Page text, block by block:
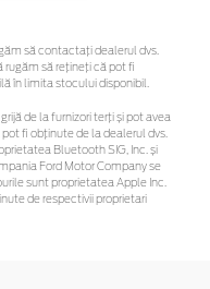
să contactaţi dealerul dvs.
rugăm să rețineți că pot fi
în limita stocului disponibil.
de la furnizori terți și pot avea
fi obținute de la dealerul dvs.
Bluetooth SIG, Inc. și
Ford Motor Company se
sunt proprietatea Apple Inc.
de respectivii proprietari